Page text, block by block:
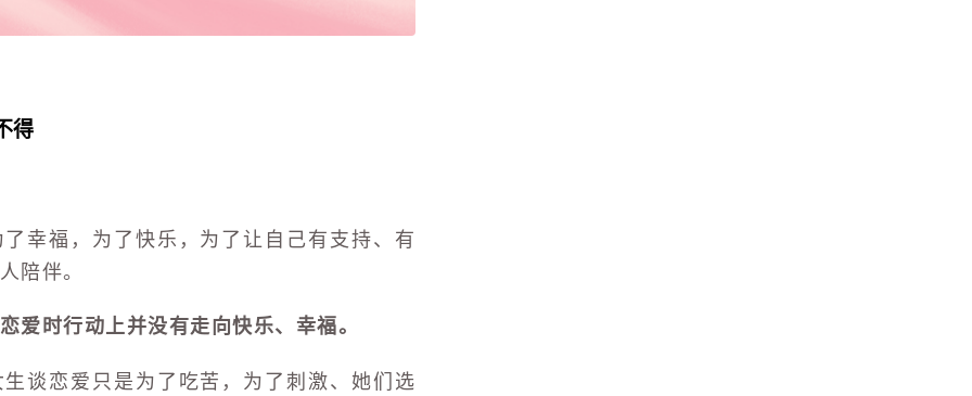
得
幸福，为了快乐，为了让自己有支持、有
陪伴。
爱时行动上并没有走向快乐、幸福。
谈恋爱只是为了吃苦，为了刺激、她们选